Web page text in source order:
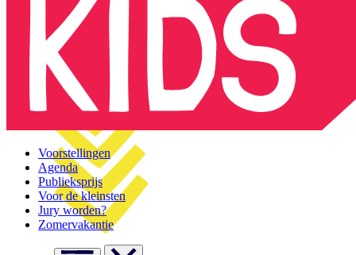
Voorstellingen
Agenda
Publieksprijs
Voor de kleinsten
Jury worden?
Zomervakantie